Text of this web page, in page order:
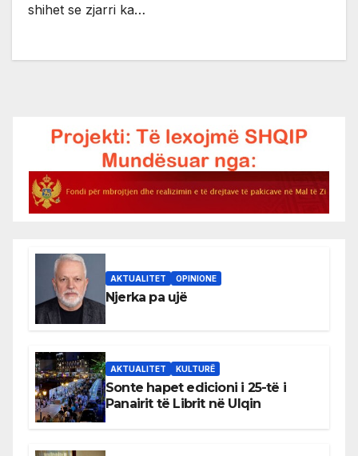
shihet se zjarri ka…
AKTUALITET OPINIONE
Njerka pa ujë
AKTUALITET KULTURË
Sonte hapet edicioni i 25-të i
Panairit të Librit në Ulqin